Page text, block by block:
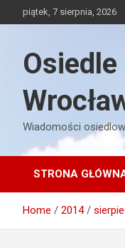
to
piątek, 7 sierpnia, 2026
Wiadomości
STRONA
Home 2014